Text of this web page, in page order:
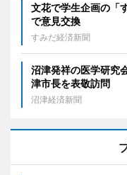
文花で学生企画の「
で意見交換
すみだ経済新聞
沼津発祥の医学研
津市長を表敬訪問
沼津経済新聞